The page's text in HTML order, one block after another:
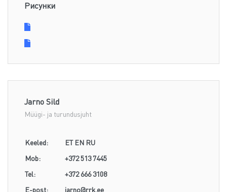
Рисунки
Jarno Sild
Müügi- ja turundusjuht
Keeled:
ET EN RU
Mob:
+372 513 7445
Tel:
+372 666 3108
E-post:
jarno@rrk.ee